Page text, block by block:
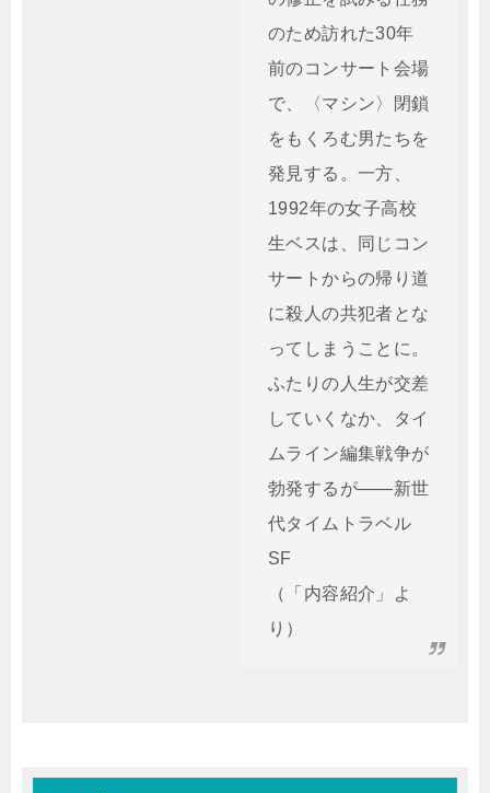
のため訪れた30年
前のコンサート会場
で、〈マシン〉閉鎖
をもくろむ男たちを
発見する。一方、
1992年の女子高校
生ベスは、同じコン
サートからの帰り道
に殺人の共犯者とな
ってしまうことに。
ふたりの人生が交差
していくなか、タイ
ムライン編集戦争が
勃発するが――新世
代タイムトラベル
SF
（「内容紹介」よ
り）